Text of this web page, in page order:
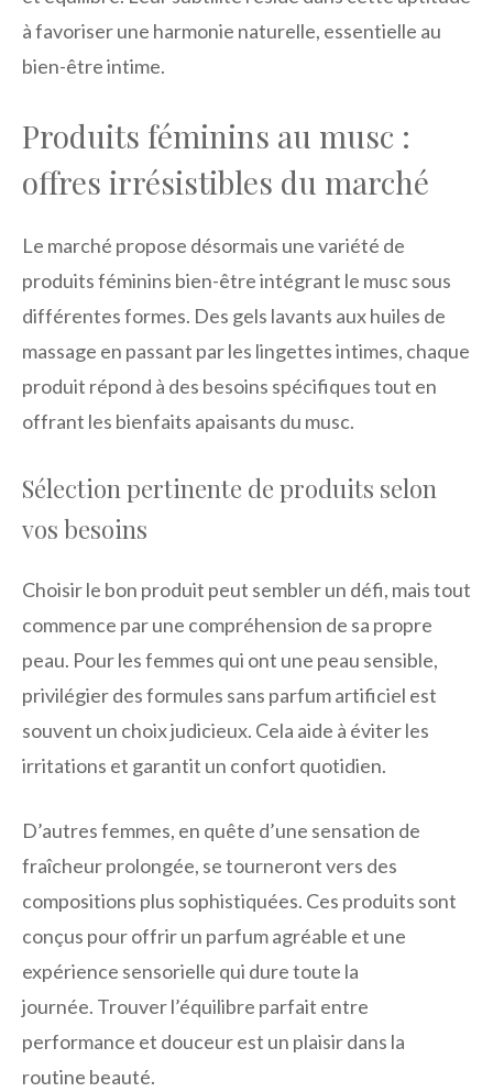
à favoriser une harmonie naturelle, essentielle au
bien-être intime.
Produits féminins au musc :
offres irrésistibles du marché
Le marché propose désormais une variété de
produits féminins bien-être intégrant le musc sous
différentes formes. Des gels lavants aux huiles de
massage en passant par les lingettes intimes, chaque
produit répond à des besoins spécifiques tout en
offrant les bienfaits apaisants du musc.
Sélection pertinente de produits selon
vos besoins
Choisir le bon produit peut sembler un défi, mais tout
commence par une compréhension de sa propre
peau. Pour les femmes qui ont une peau sensible,
privilégier des formules sans parfum artificiel est
souvent un choix judicieux. Cela aide à éviter les
irritations et garantit un confort quotidien.
D’autres femmes, en quête d’une sensation de
fraîcheur prolongée, se tourneront vers des
compositions plus sophistiquées. Ces produits sont
conçus pour offrir un parfum agréable et une
expérience sensorielle qui dure toute la
journée. Trouver l’équilibre parfait entre
performance et douceur est un plaisir dans la
routine beauté.